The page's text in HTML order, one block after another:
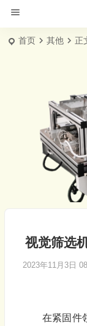
首页 其他 正
视觉筛选
2023年11月3日
在紧固件